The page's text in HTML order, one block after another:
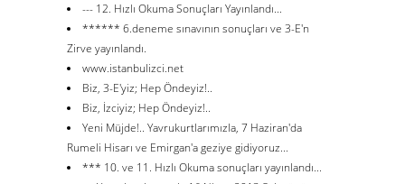
--- 12. Hızlı Okuma Sonuçları Yayınlandı...
****** 6.deneme sınavının sonuçları ve 3-E'n
Zirve yayınlandı.
www.istanbulizci.net
Biz, 3-E'yiz; Hep Öndeyiz!..
Biz, İzciyiz; Hep Öndeyiz!..
Yeni Müjde!.. Yavrukurtlarımızla, 7 Haziran'da
Rumeli Hisarı ve Emirgan'a geziye gidiyoruz...
*** 10. ve 11. Hızlı Okuma sonuçları yayınlandı...